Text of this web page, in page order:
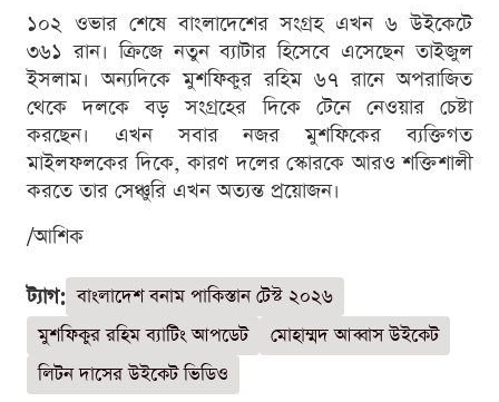
১০২ ওভার শেষে বাংলাদেশের সংগ্রহ এখন ৬ উইকেটে
৩৬১ রান। ক্রিজে নতুন ব্যাটার হিসেবে এসেছেন তাইজুল
ইসলাম। অন্যদিকে মুশফিকুর রহিম ৬৭ রানে অপরাজিত
থেকে দলকে বড় সংগ্রহের দিকে টেনে নেওয়ার চেষ্টা
করছেন। এখন সবার নজর মুশফিকের ব্যক্তিগত
মাইলফলকের দিকে, কারণ দলের স্কোরকে আরও শক্তিশালী
করতে তার সেঞ্চুরি এখন অত্যন্ত প্রয়োজন।
/আশিক
ট্যাগ: বাংলাদেশ বনাম পাকিস্তান টেস্ট ২০২৬
মুশফিকুর রহিম ব্যাটিং আপডেট
মোহাম্মদ আব্বাস উইকেট
লিটন দাসের উইকেট ভিডিও